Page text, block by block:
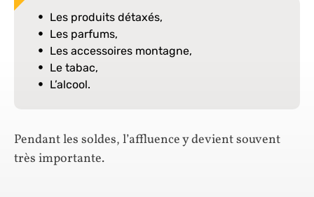
Les produits détaxés,
Les parfums,
Les accessoires montagne,
Le tabac,
L’alcool.
Pendant les soldes, l’affluence y devient souvent
très importante.